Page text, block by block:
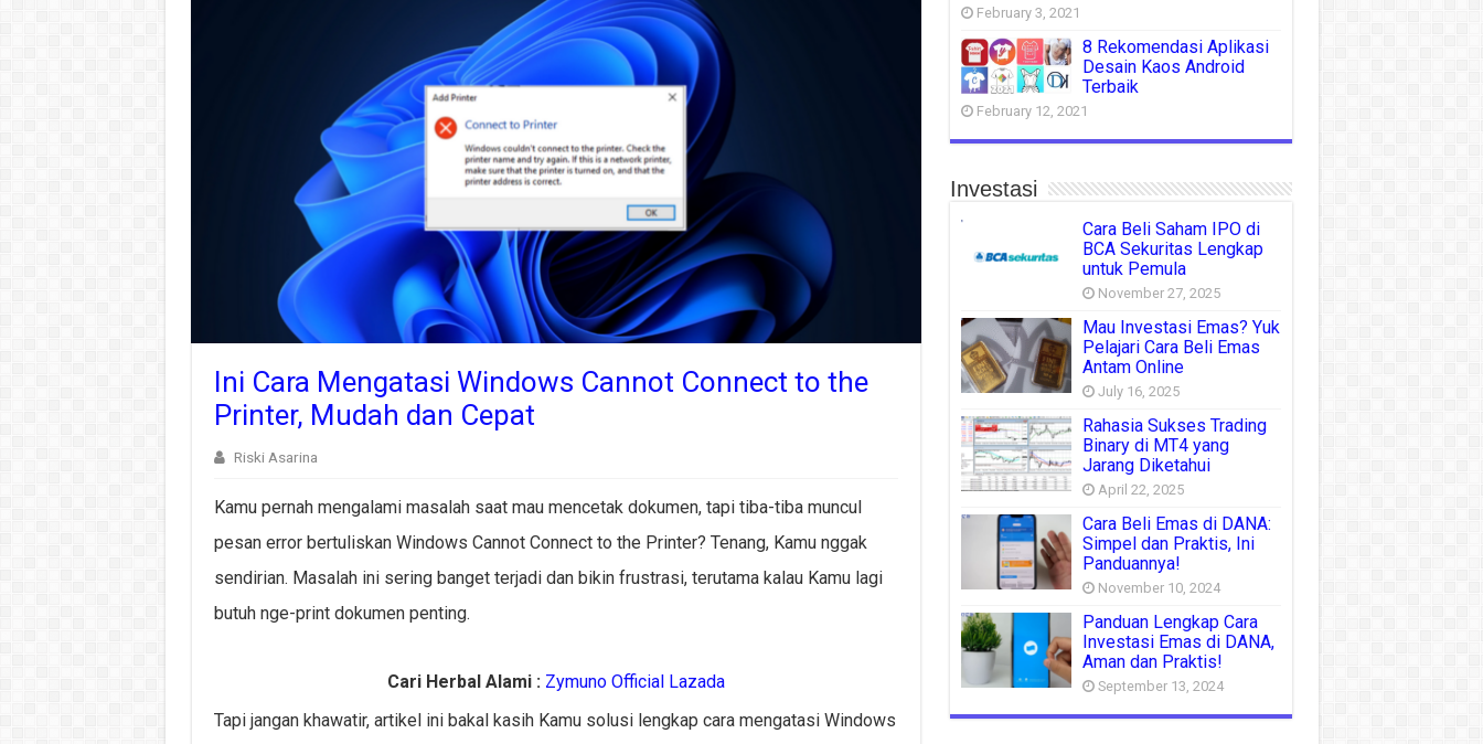
Ini Cara Mengatasi Windows Cannot Connect to the
Printer, Mudah dan Cepat
Riski Asarina
Kamu pernah mengalami masalah saat mau mencetak dokumen, tapi tiba-tiba muncul
pesan error bertuliskan Windows Cannot Connect to the Printer? Tenang, Kamu nggak
sendirian. Masalah ini sering banget terjadi dan bikin frustrasi, terutama kalau Kamu lagi
butuh nge-print dokumen penting.
Cari Herbal Alami : Zymuno Official Lazada
Tapi jangan khawatir, artikel ini bakal kasih Kamu solusi lengkap cara mengatasi Windows
February 3, 2021
8 Rekomendasi Aplikasi
Desain Kaos Android
Terbaik
February 12, 2021
Investasi
Cara Beli Saham IPO di
BCA Sekuritas Lengkap
untuk Pemula
November 27, 2025
Mau Investasi Emas? Yuk
Pelajari Cara Beli Emas
Antam Online
July 16, 2025
Rahasia Sukses Trading
Binary di MT4 yang
Jarang Diketahui
April 22, 2025
Cara Beli Emas di DANA:
Simpel dan Praktis, Ini
Panduannya!
November 10, 2024
Panduan Lengkap Cara
Investasi Emas di DANA,
Aman dan Praktis!
September 13, 2024